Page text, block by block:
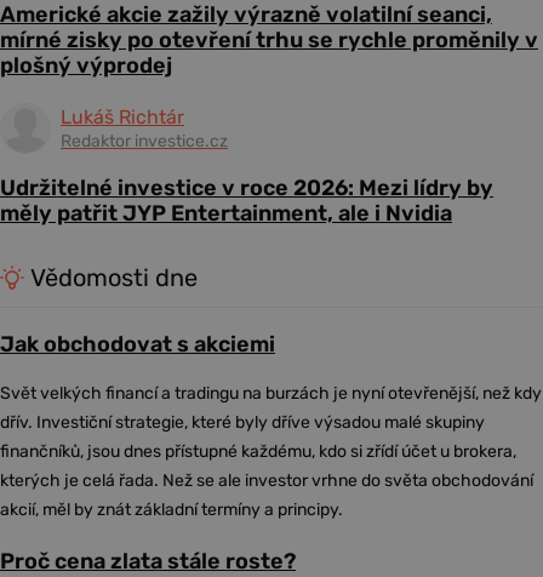
Americké akcie zažily výrazně volatilní seanci,
mírné zisky po otevření trhu se rychle proměnily v
plošný výprodej
Lukáš Richtár
Redaktor investice.cz
Udržitelné investice v roce 2026: Mezi lídry by
měly patřit JYP Entertainment, ale i Nvidia
Vědomosti dne
Jak obchodovat s akciemi
Svět velkých financí a tradingu na burzách je nyní otevřenější, než kdy
dřív. Investiční strategie, které byly dříve výsadou malé skupiny
finančníků, jsou dnes přístupné každému, kdo si zřídí účet u brokera,
kterých je celá řada. Než se ale investor vrhne do světa obchodování
akcií, měl by znát základní termíny a principy.
Proč cena zlata stále roste?